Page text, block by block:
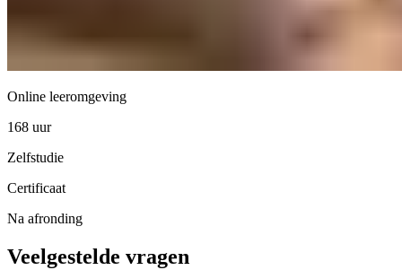
Online leeromgeving
168 uur
Zelfstudie
Certificaat
Na afronding
Veelgestelde vragen